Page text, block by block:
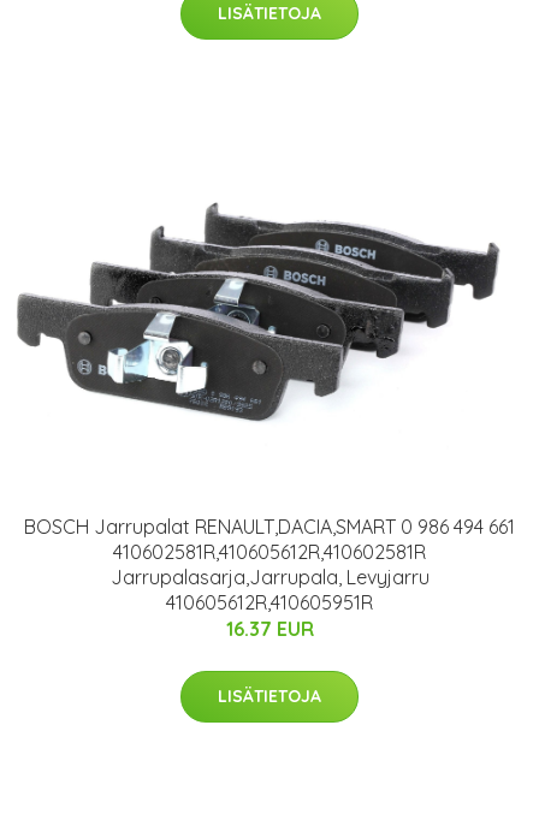
LISÄTIETOJA
BOSCH Jarrupalat RENAULT,DACIA,SMART 0 986 494 661
410602581R,410605612R,410602581R
Jarrupalasarja,Jarrupala, Levyjarru
410605612R,410605951R
16.37 EUR
LISÄTIETOJA